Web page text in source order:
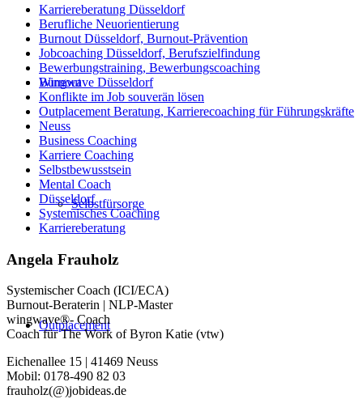
Burnout
Selbstfürsorge
Outplacement
Karriereberatung Düsseldorf
Berufliche Neuorientierung
Burnout Düsseldorf, Burnout-Prävention
Jobcoaching Düsseldorf, Berufszielfindung
Bewerbungstraining, Bewerbungscoaching
Wingwave Düsseldorf
Konflikte im Job souverän lösen
Outplacement Beratung, Karrierecoaching für Führungskräfte
Neuss
Business Coaching
Karriere Coaching
Selbstbewusstsein
Mental Coach
Düsseldorf
Systemisches Coaching
Karriereberatung
Angela Frauholz
Systemischer Coach (ICI/ECA)
Burnout-Beraterin | NLP-Master
wingwave®- Coach
Coach für The Work of Byron Katie (vtw)
Eichenallee 15 | 41469 Neuss
Mobil: 0178-490 82 03
frauholz(@)jobideas.de